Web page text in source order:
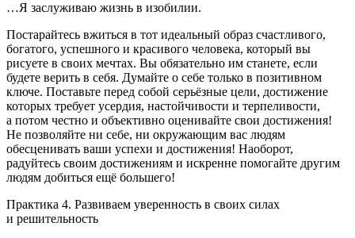
…Я заслуживаю жизнь в изобилии.
Постарайтесь вжиться в тот идеальный образ счастливого,
богатого, успешного и красивого человека, который вы
рисуете в своих мечтах. Вы обязательно им станете, если
будете верить в себя. Думайте о себе только в позитивном
ключе. Поставьте перед собой серьёзные цели, достижение
которых требует усердия, настойчивости и терпеливости,
а потом честно и объективно оценивайте свои достижения!
Не позволяйте ни себе, ни окружающим вас людям
обесценивать ваши успехи и достижения! Наоборот,
радуйтесь своим достижениям и искренне помогайте другим
людям добиться ещё большего!
Практика 4. Развиваем уверенность в своих силах
и решительность